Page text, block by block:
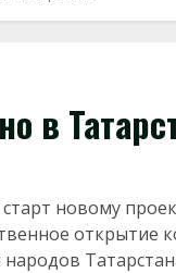
в
новому
открытие